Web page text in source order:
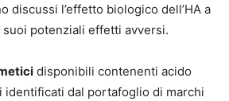
discussi l’effetto biologico dell’HA a
potenziali effetti avversi.
disponibili contenenti acido
identificati dal portafoglio di marchi